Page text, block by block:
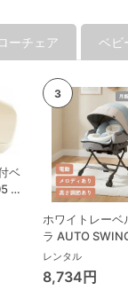
ーチェア ベビ
ベ
タ
ケ
ホワイトレーベ
ラ AUTO
Long スリープ
コンビ(Combi)
チェア・ベビー
レンタル
8,734円